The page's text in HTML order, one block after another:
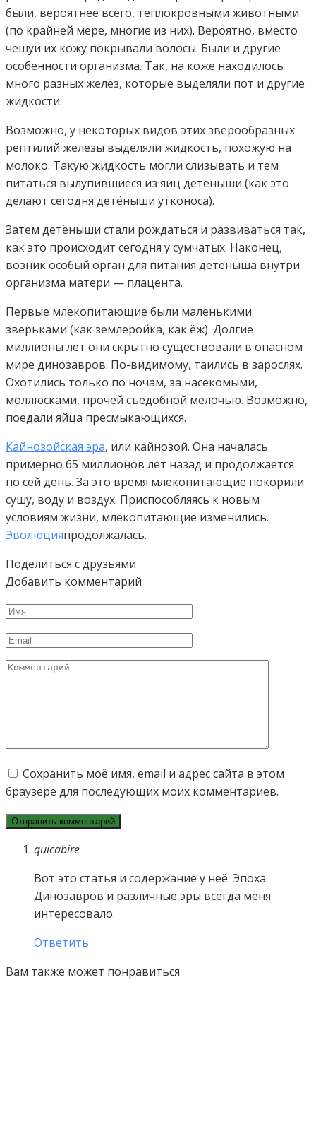
были, вероятнее всего, теплокровными животными
(по крайней мере, многие из них). Вероятно, вместо
чешуи их кожу покрывали волосы. Были и другие
особенности организма. Так, на коже находилось
много разных желёз, которые выделяли пот и другие
жидкости.
Возможно, у некоторых видов этих зверообразных
рептилий железы выделяли жидкость, похожую на
молоко. Такую жидкость могли слизывать и тем
питаться вылупившиеся из яиц детёныши (как это
делают сегодня детёныши утконоса).
Затем детёныши стали рождаться и развиваться так,
как это происходит сегодня у сумчатых. Наконец,
возник особый орган для питания детёныша внутри
организма матери — плацента.
Первые млекопитающие были маленькими
зверьками (как землеройка, как ёж). Долгие
миллионы лет они скрытно существовали в опасном
мире динозавров. По-видимому, таились в зарослях.
Охотились только по ночам, за насекомыми,
моллюсками, прочей съедобной мелочью. Возможно,
поедали яйца пресмыкающихся.
Кайнозойская эра, или кайнозой. Она началась
примерно 65 миллионов лет назад и продолжается
по сей день. За это время млекопитающие покорили
сушу, воду и воздух. Приспособляясь к новым
условиям жизни, млекопитающие изменились.
Эволюцияпродолжалась.
Поделиться с друзьями
Добавить комментарий
Имя
Email
Комментарий
Сохранить моё имя, email и адрес сайта в этом
браузере для последующих моих комментариев.
quicabire
Вот это статья и содержание у неё. Эпоха
Динозавров и различные эры всегда меня
интересовало.
Ответить
Вам также может понравиться